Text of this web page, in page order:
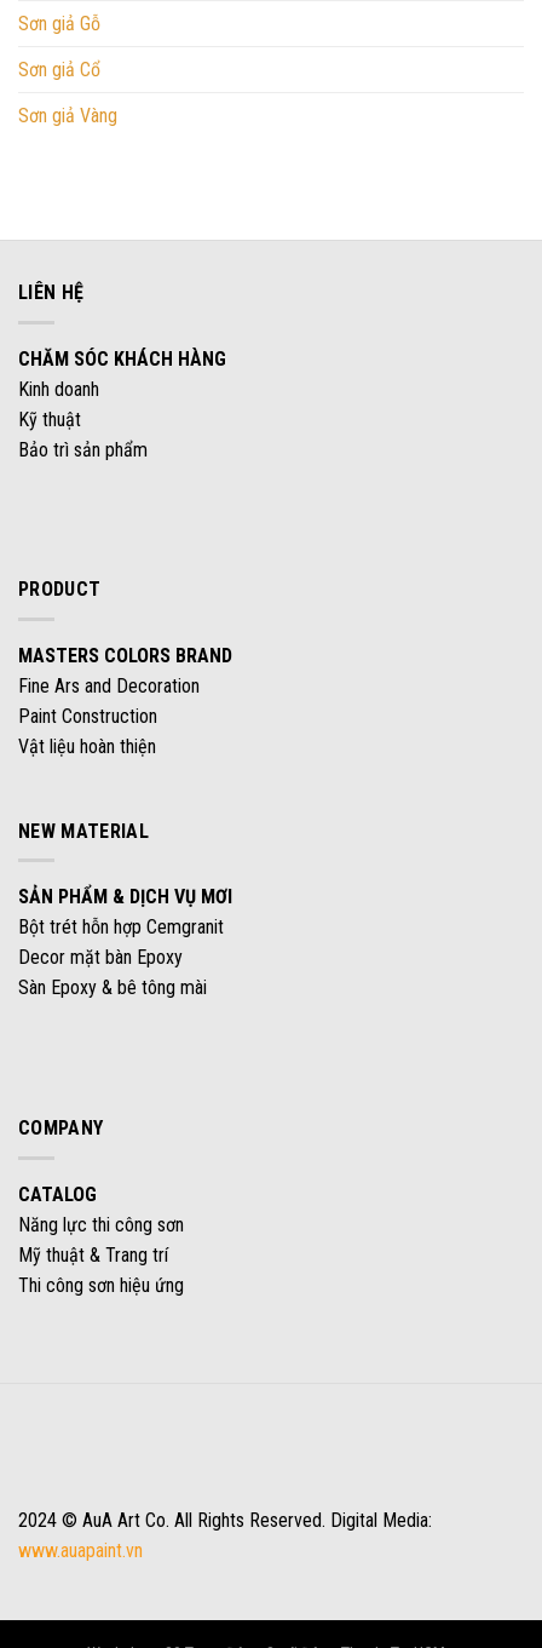
Sơn giả Gỗ
Sơn giả Cổ
Sơn giả Vàng
LIÊN HỆ
CHĂM SÓC KHÁCH HÀNG
Kinh doanh
Kỹ thuật
Bảo trì sản phẩm
PRODUCT
MASTERS COLORS BRAND
Fine Ars and Decoration
Paint Construction
Vật liệu hoàn thiện
NEW MATERIAL
SẢN PHẨM & DỊCH VỤ MƠI
Bột trét hỗn hợp Cemgranit
Decor mặt bàn Epoxy
Sàn Epoxy & bê tông mài
COMPANY
CATALOG
Năng lực thi công sơn
Mỹ thuật & Trang trí
Thi công sơn hiệu ứng
2024 © AuA Art Co. All Rights Reserved. Digital Media:
www.auapaint.vn